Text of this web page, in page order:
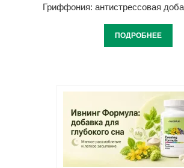
Гриффония: антистрессовая
ПОДРОБНЕЕ